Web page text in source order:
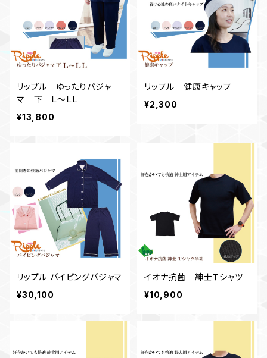
リップル ゆったりパジャ
マ 下 Ｌ～ＬＬ
¥13,800
リップル 健康キャップ
¥2,300
リップル パイピングパジャマ
¥30,100
イオナ抗菌 紳士Ｔシャツ
¥10,900